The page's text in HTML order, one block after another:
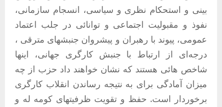
بینی و استحکام نظری و سیاسی، انسجام سازمانی،
نفوذ و مقبولیت اجتماعی و توانائی در جلب اعتماد
عمومی، پیوند با رهبران و پیشروان جنبشهای مترقی ،
درجەای از ارتباط با جنبش کارگری جهانی، اینها
شاخص هائی هستند که نشان خواهند داد حزب از چه
میزان آمادگی برای به نتیجه رساندن انقلاب کارگری
برخوردار است. حفظ و تقویت ظرفیتهای کومه له و